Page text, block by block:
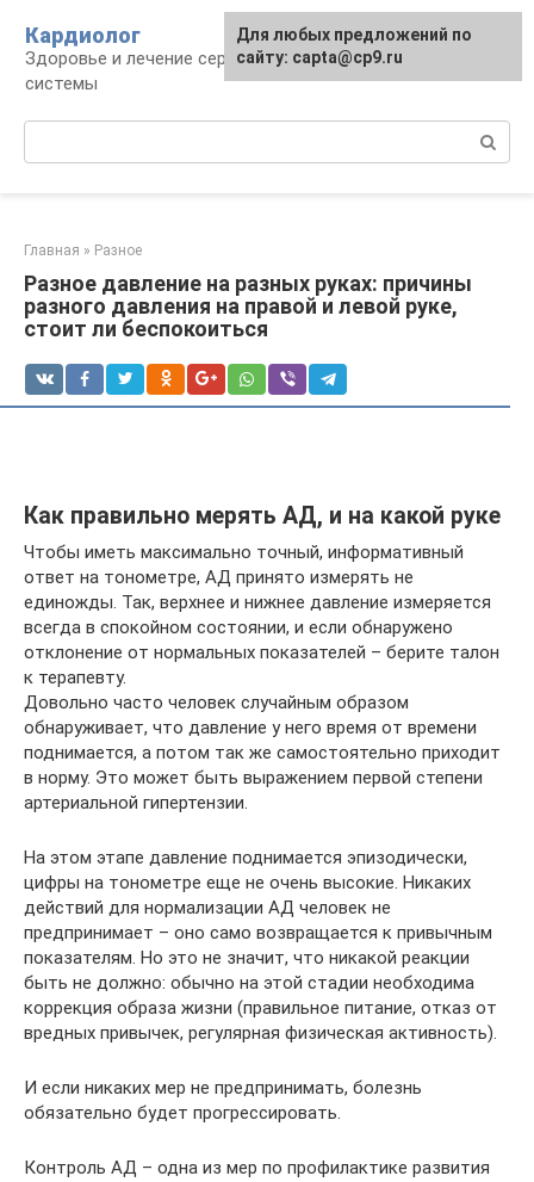
контенту
Кардиолог
Здоровье и лечение сердечно-сосудистой
системы
Главная » Разное
Разное давление на разных руках: причины
разного давления на правой и левой руке,
стоит ли беспокоиться
Как правильно мерять АД, и на какой руке
Чтобы иметь максимально точный, информативный
ответ на тонометре, АД принято измерять не
единожды. Так, верхнее и нижнее давление измеряется
всегда в спокойном состоянии, и если обнаружено
отклонение от нормальных показателей – берите талон
к терапевту.
Довольно часто человек случайным образом
обнаруживает, что давление у него время от времени
поднимается, а потом так же самостоятельно приходит
в норму. Это может быть выражением первой степени
артериальной гипертензии.
На этом этапе давление поднимается эпизодически,
цифры на тонометре еще не очень высокие. Никаких
действий для нормализации АД человек не
предпринимает – оно само возвращается к привычным
показателям. Но это не значит, что никакой реакции
быть не должно: обычно на этой стадии необходима
коррекция образа жизни (правильное питание, отказ от
вредных привычек, регулярная физическая активность).
И если никаких мер не предпринимать, болезнь
обязательно будет прогрессировать.
Контроль АД – одна из мер по профилактике развития
Для любых предложений по
сайту: capta@cp9.ru